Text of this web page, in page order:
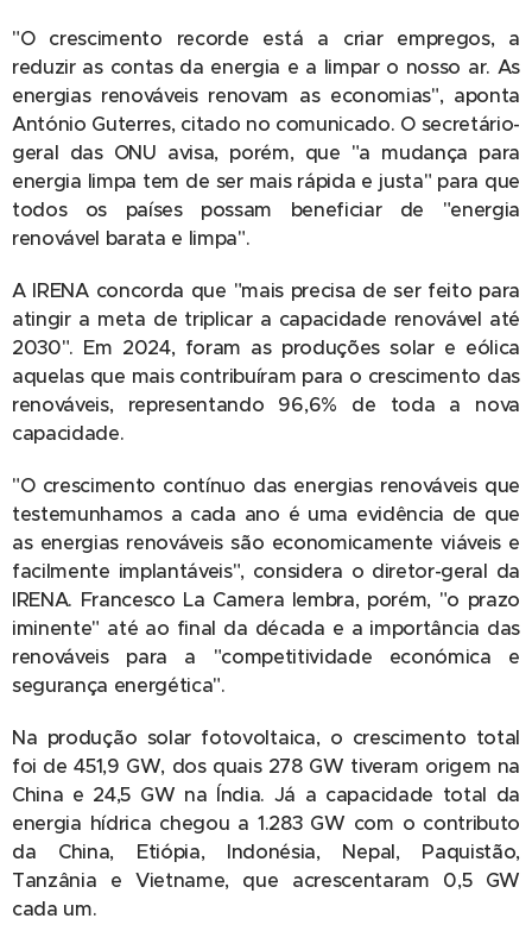
"O crescimento recorde está a criar empregos, a
reduzir as contas da energia e a limpar o nosso ar. As
energias renováveis renovam as economias", aponta
António Guterres, citado no comunicado. O secretário-
geral das ONU avisa, porém, que "a mudança para
energia limpa tem de ser mais rápida e justa" para que
todos os países possam beneficiar de "energia
renovável barata e limpa".
A IRENA concorda que "mais precisa de ser feito para
atingir a meta de triplicar a capacidade renovável até
2030". Em 2024, foram as produções solar e eólica
aquelas que mais contribuíram para o crescimento das
renováveis, representando 96,6% de toda a nova
capacidade.
"O crescimento contínuo das energias renováveis que
testemunhamos a cada ano é uma evidência de que
as energias renováveis são economicamente viáveis e
facilmente implantáveis", considera o diretor-geral da
IRENA. Francesco La Camera lembra, porém, "o prazo
iminente" até ao final da década e a importância das
renováveis para a "competitividade económica e
segurança energética".
Na produção solar fotovoltaica, o crescimento total
foi de 451,9 GW, dos quais 278 GW tiveram origem na
China e 24,5 GW na Índia. Já a capacidade total da
energia hídrica chegou a 1.283 GW com o contributo
da China, Etiópia, Indonésia, Nepal, Paquistão,
Tanzânia e Vietname, que acrescentaram 0,5 GW
cada um.